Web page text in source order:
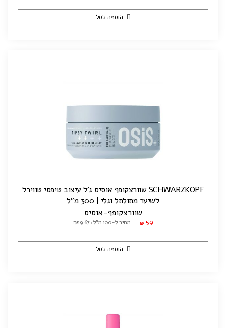
הוספה לסל
SCHWARZKOPF שוורצקופף אוסיס ג'ל עיצוב טיפסי טווירל
לשיער מתולתל וגלי | 300 מ"ל
שוורצקופף-אוסיס
₪ 59 מחיר ל-100 מ"ל: ₪19.67
הוספה לסל